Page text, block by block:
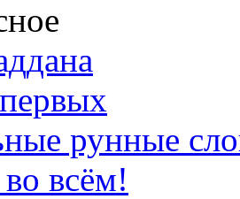
рунные
всём!